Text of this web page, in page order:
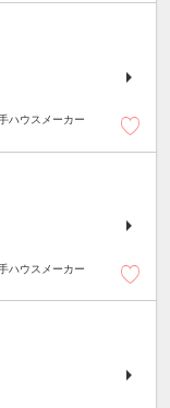
ハウスメーカー
ハウスメーカー